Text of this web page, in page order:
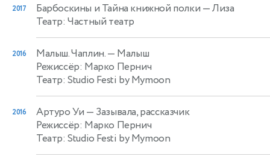
2017 Барбоскины и Тайна книжной полки — Лиза
Театр: Частный театр
2016 Малыш. Чаплин.— Малыш
Режиссёр: Марко Пернич
Театр: Studio Festi by Mymoon
2016 Артуро Уи — Зазывала, рассказчик
Режиссёр: Марко Пернич
Театр: Studio Festi by Mymoon